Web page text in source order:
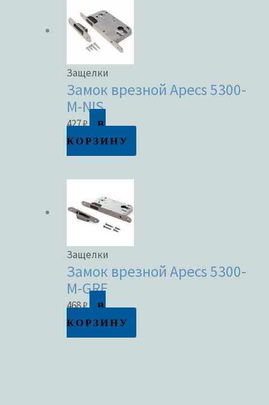
Защелки
Замок врезной Apecs 5300-
M-NIS
427₽
В
КОРЗИНУ
Защелки
Замок врезной Apecs 5300-
M-GRF
468₽
В
КОРЗИНУ